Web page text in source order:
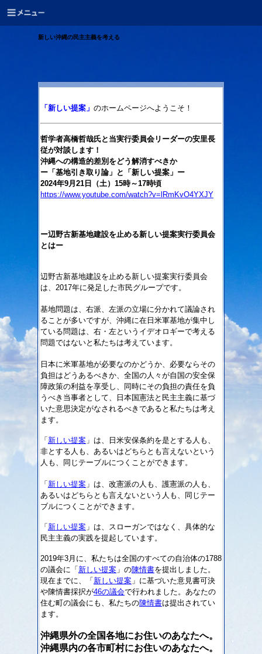
新しい沖縄の民主主義を考える
「新しい提案」 のホームページへようこそ！
哲学者高橋哲哉氏と当実行委員会リーダーの安里長
従が対談します！
沖縄への構造的差別をどう解消すべきか
ー「基地引き取り論」と「新しい提案」ー
2024年9月21日（土）15時～17時頃
https://www.youtube.com/watch?v=lRmKvO4YXJY
ー辺野古新基地建設を止める新しい提案実行委員会
とはー
辺野古新基地建設を止める新しい提案実行委員会
は、2017年に発足した市民グループです。
基地問題は、右派、左派の立場に分かれて議論され
ることが多いですが、沖縄に在日米軍基地が集中し
ている問題は、右・左というイデオロギーで考える
問題ではないと私たちは考えています。
日本に米軍基地が必要なのかどうか、必要ならその
負担はどうあるべきか、全国の人々が自国の安全保
障政策の利益を享受し、同時にその負担の責任を負
うべき当事者として、日本国憲法と民主主義に基づ
いた意思決定がなされるべきであると私たちは考え
ます。
「 新しい提案 」は、日米安保条約を是とする人も、
非とする人も、あるいはどちらとも言えないという
人も、同じテーブルにつくことができます。
「 新しい提案 」は、改憲派の人も、護憲派の人も、
あるいはどちらとも言えないという人も、同じテー
ブルにつくことができます。
「 新しい提案 」は、スローガンではなく、具体的な
民主主義の実践を提起しています。
2019年3月に、私たちは全国のすべての自治体の1788
の議会に「 新しい提案 」の陳情書を提出しました。
現在までに、「 新しい提案 」に基づいた意見書可決
や陳情書採択が46の議会で行われました。あなたの
住む町の議会にも、私たちの陳情書は提出されてい
ます。
沖縄県外の全国各地にお住いのあなたへ。
沖縄県内の各市町村にお住いのあなたへ。